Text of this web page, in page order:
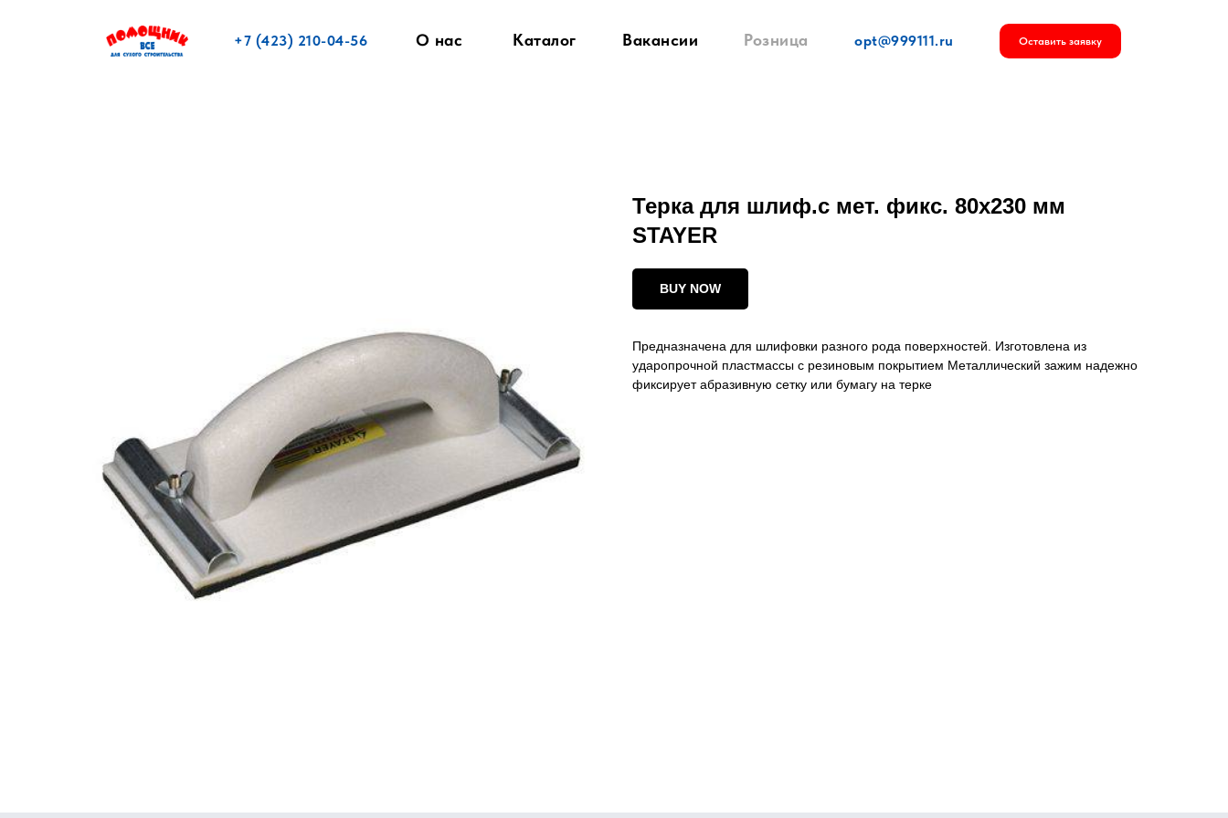
+7 (423) 210-04-56 Оставить заявку
opt@999111.ru
О нас Каталог Вакансии Розница
Терка для шлиф.с мет. фикс. 80х230 мм
STAYER
BUY NOW
Предназначена для шлифовки разного рода поверхностей. Изготовлена из
ударопрочной пластмассы с резиновым покрытием Металлический зажим надежно
фиксирует абразивную сетку или бумагу на терке